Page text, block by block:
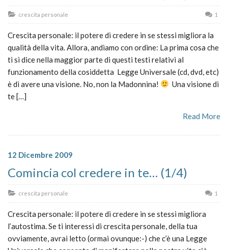
crescita personale 1
Crescita personale: il potere di credere in se stessi migliora la
qualità della vita. Allora, andiamo con ordine: La prima cosa che
ti si dice nella maggior parte di questi testi relativi al
funzionamento della cosiddetta Legge Universale (cd, dvd, etc)
è di avere una visione. No, non la Madonnina!
Una visione di
te […]
Read More
12 Dicembre 2009
Comincia col credere in te… (1/4)
crescita personale 1
Crescita personale: il potere di credere in se stessi migliora
l’autostima. Se ti interessi di crescita personale, della tua
ovviamente, avrai letto (ormai ovunque:-) che c’è una Legge